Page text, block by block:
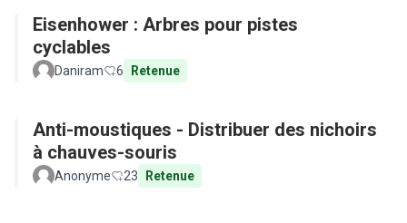
Eisenhower : Arbres pour pistes
cyclables
Daniram 6 Retenue
Anti-moustiques - Distribuer des nichoirs
à chauves-souris
Anonyme 23 Retenue